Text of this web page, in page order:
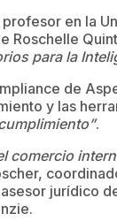
en la
Roschelle
para la
de
y las
.
comercio
jurídico